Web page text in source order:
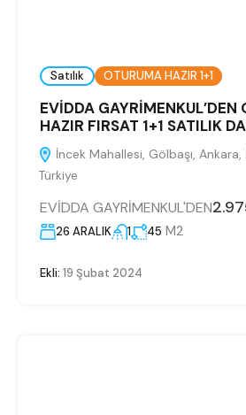
Satılık OTURUMA HAZIR 1+1
EVİDDA GAYRİMENKUL’DEN
HAZIR FIRSAT 1+1 SATILIK
İncek Mahallesi, Gölbaşı,
Türkiye
EVİDDA GAYRİMENKUL'DEN
26 ARALIK 1 45 M2
Ekli: 19 Şubat 2024